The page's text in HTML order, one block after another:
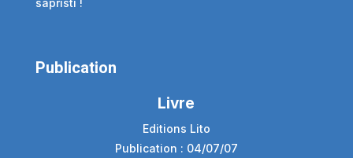
Publication
Livre
Editions Lito
Publication : 04/07/07